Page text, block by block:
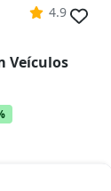
4.9
Veículos